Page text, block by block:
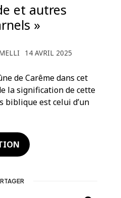
et autres
»
14 AVRIL 2025
de Carême dans cet
la signification de cette
biblique est celui d’un